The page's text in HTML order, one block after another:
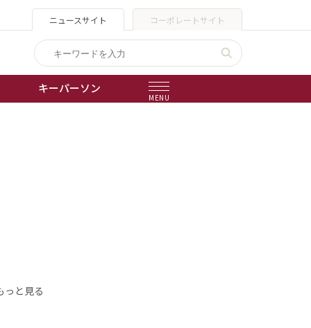
ニュースサイト コーポレートサイト
キーパーソン
MENU
っと見る